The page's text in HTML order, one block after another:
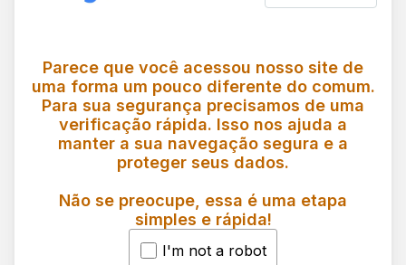
Parece que você acessou nosso site de
uma forma um pouco diferente do comum.
Para sua segurança precisamos de uma
verificação rápida. Isso nos ajuda a
manter a sua navegação segura e a
proteger seus dados.
Não se preocupe, essa é uma etapa
simples e rápida!
I'm not a robot